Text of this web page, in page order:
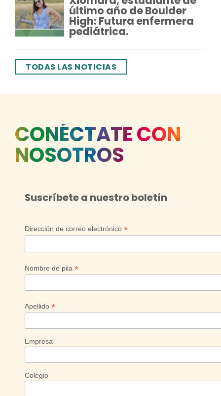
último año de Boulder
High: Futura enfermera
pediátrica.
TODAS LAS NOTICIAS
CONÉCTATE CON
NOSOTROS
Suscríbete a nuestro boletín
Dirección de correo electrónico *
Nombre de pila *
Apellido *
Empresa
Colegio